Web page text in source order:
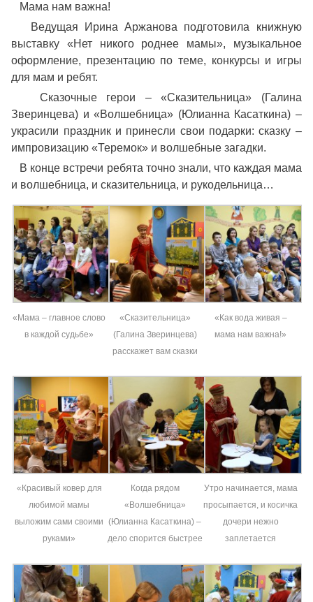
Мама нам важна!
Ведущая Ирина Аржанова подготовила книжную
выставку «Нет никого роднее мамы», музыкальное
оформление, презентацию по теме, конкурсы и игры
для мам и ребят.
Сказочные герои – «Сказительница» (Галина
Зверинцева) и «Волшебница» (Юлианна Касаткина) –
украсили праздник и принесли свои подарки: сказку –
импровизацию «Теремок» и волшебные загадки.
В конце встречи ребята точно знали, что каждая мама
и волшебница, и сказительница, и рукодельница…
«Мама – главное слово
в каждой судьбе»
«Сказительница»
(Галина Зверинцева)
расскажет вам сказки
«Как вода живая –
мама нам важна!»
«Красивый ковер для
любимой мамы
выложим сами своими
руками»
Когда рядом
«Волшебница»
(Юлианна Касаткина) –
дело спорится быстрее
Утро начинается, мама
просыпается, и косичка
дочери нежно
заплетается